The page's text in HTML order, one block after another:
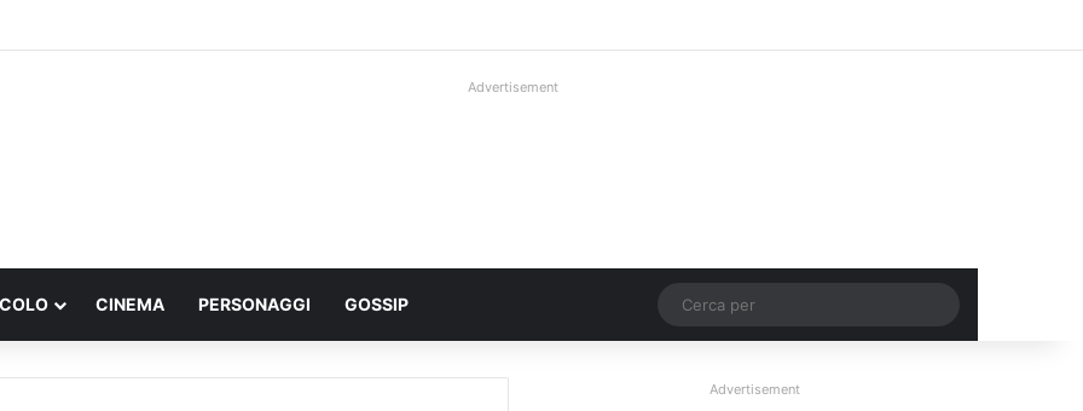
Advertisement
CINEMA PERSONAGGI GOSSIP Un articolo a caso
per
Advertisement